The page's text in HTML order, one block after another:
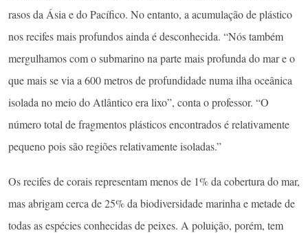
rasos da Ásia e do Pacífico. No entanto, a acumulação de plástico
nos recifes mais profundos ainda é desconhecida. “Nós também
mergulhamos com o submarino na parte mais profunda do mar e o
que mais se via a 600 metros de profundidade numa ilha oceânica
isolada no meio do Atlântico era lixo”, conta o professor. “O
número total de fragmentos plásticos encontrados é relativamente
pequeno pois são regiões relativamente isoladas.”
Os recifes de corais representam menos de 1% da cobertura do mar,
mas abrigam cerca de 25% da biodiversidade marinha e metade de
todas as espécies conhecidas de peixes. A poluição, porém, tem